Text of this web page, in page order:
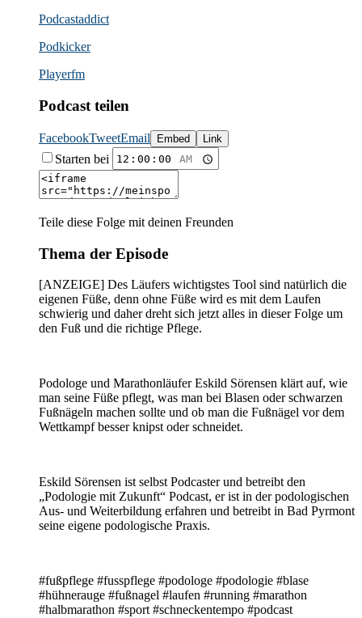
Podcast­addict
Podkicker
Playerfm
Podcast teilen
FacebookTweetEmail Embed Link
Starten bei
Teile diese Folge mit deinen Freunden
Thema der Episode
[ANZEIGE] Des Läufers wichtigstes Tool sind natürlich die
eigenen Füße, denn ohne Füße wird es mit dem Laufen
schwierig und daher dreht sich jetzt alles in dieser Folge um
den Fuß und die richtige Pflege.
Podologe und Marathonläufer Eskild Sörensen klärt auf, wie
man seine Füße pflegt, was man bei Blasen oder schwarzen
Fußnägeln machen sollte und ob man die Fußnägel vor dem
Wettkampf besser knipst oder schneidet.
Eskild Sörensen ist selbst Podcaster und betreibt den
„Podologie mit Zukunft“ Podcast, er ist in der podologischen
Aus- und Weiterbildung erfahren und betreibt in Bad Pyrmont
seine eigene podologische Praxis.
#fußpflege #fusspflege #podologe #podologie #blase
#hühnerauge #fußnagel #laufen #running #marathon
#halbmarathon #sport #schneckentempo #podcast